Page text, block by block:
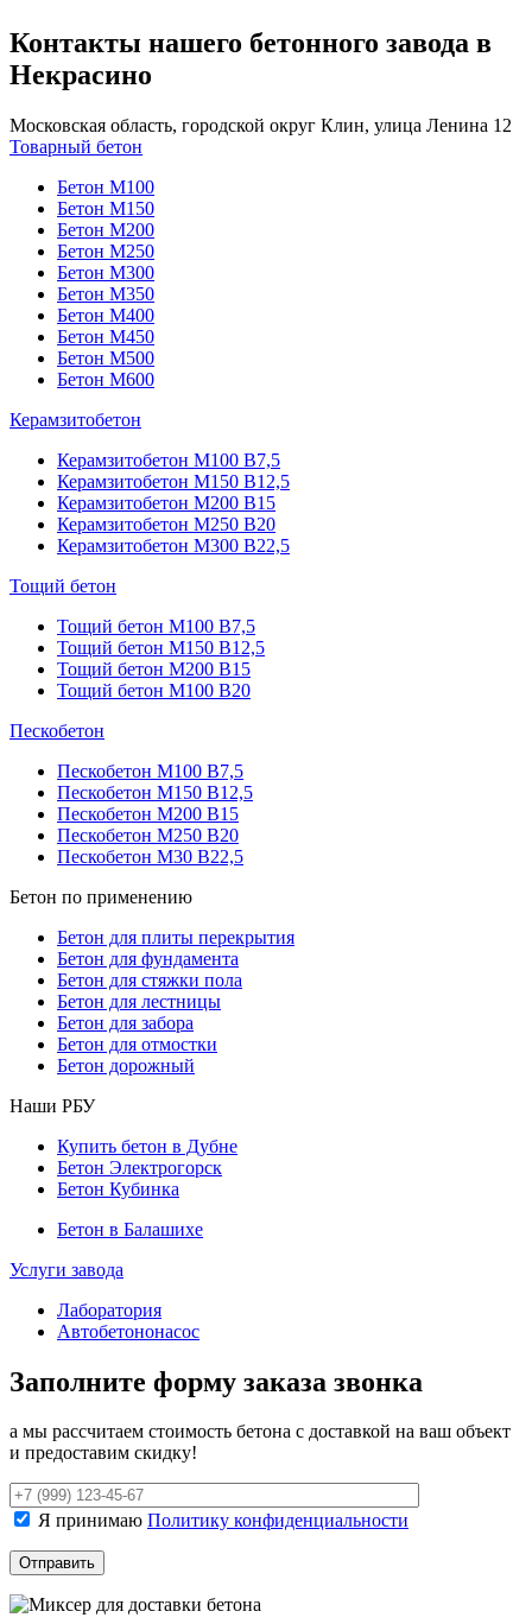
Контакты нашего бетонного завода в
Некрасино
Московская область, городской округ Клин, улица Ленина 12
Товарный бетон
Бетон М100
Бетон М150
Бетон М200
Бетон М250
Бетон М300
Бетон М350
Бетон М400
Бетон М450
Бетон М500
Бетон М600
Керамзитобетон
Керамзитобетон М100 В7,5
Керамзитобетон М150 В12,5
Керамзитобетон М200 В15
Керамзитобетон М250 В20
Керамзитобетон М300 В22,5
Тощий бетон
Тощий бетон М100 В7,5
Тощий бетон М150 В12,5
Тощий бетон М200 В15
Тощий бетон М100 В20
Пескобетон
Пескобетон М100 В7,5
Пескобетон М150 В12,5
Пескобетон М200 В15
Пескобетон М250 В20
Пескобетон М30 В22,5
Бетон по применению
Бетон для плиты перекрытия
Бетон для фундамента
Бетон для стяжки пола
Бетон для лестницы
Бетон для забора
Бетон для отмостки
Бетон дорожный
Наши РБУ
Купить бетон в Дубне
Бетон Электрогорск
Бетон Кубинка
Бетон в Балашихе
Услуги завода
Лаборатория
Автобетононасос
Заполните форму заказа звонка
а мы рассчитаем стоимость бетона с доставкой на ваш объект
и предоставим скидку!
Я принимаю Политику конфиденциальности